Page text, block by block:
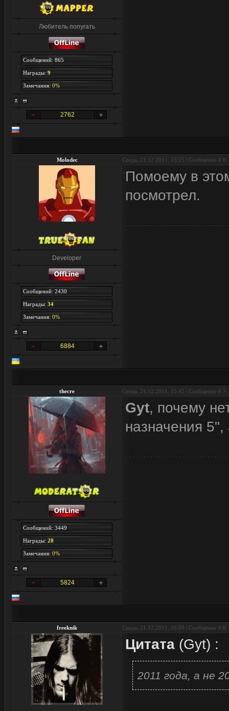
Любитель попугать
Сообщений: 865
Награды: 9
Замечания: 0%
2762
Molodec Среда, 21.12.2011, 15:25 | Сообщение # 6
Developer
Сообщений: 2430
Награды: 34
Замечания: 0%
6884
Помоему в
посмотрел.
thecre Среда, 21.12.2011, 15:45 | Сообщение # 7
Сообщений: 3449
Награды: 28
Замечания: 0%
5824
Gyt, почему
назначения 5",
freeknik Среда, 21.12.2011, 16:09 | Сообщение # 8
Цитата (Gyt) :
2011 года, а не